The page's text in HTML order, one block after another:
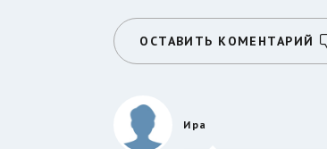
ОСТАВИТЬ КОМЕНТАРИЙ
Ира